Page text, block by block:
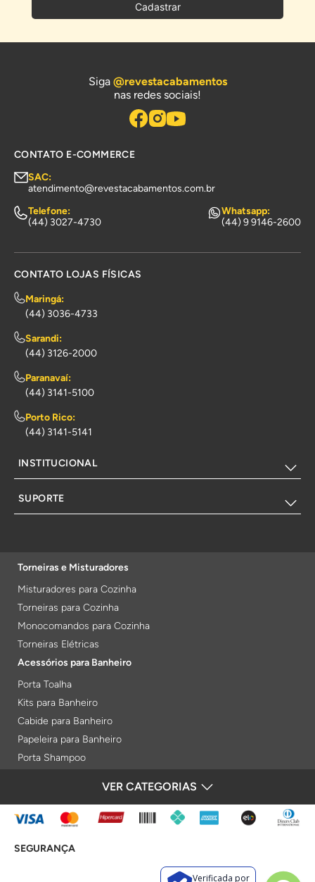
Cadastrar
Siga @revestacabamentos
nas redes sociais!
CONTATO E-COMMERCE
SAC:
atendimento@revestacabamentos.com.br
Telefone:
(44) 3027-4730
Whatsapp:
(44) 9 9146-2600
CONTATO LOJAS FÍSICAS
Maringá:
(44) 3036-4733
Sarandi:
(44) 3126-2000
Paranavaí:
(44) 3141-5100
Porto Rico:
(44) 3141-5141
INSTITUCIONAL
SUPORTE
Torneiras e Misturadores
Misturadores para Cozinha
Torneiras para Cozinha
Monocomandos para Cozinha
Torneiras Elétricas
Acessórios para Banheiro
Porta Toalha
Kits para Banheiro
Cabide para Banheiro
Papeleira para Banheiro
Porta Shampoo
Porta Toalha Aquecido
Gabinetes para Banheiro
Lixeiras
VER CATEGORIAS
FORMAS DE PAGAMENTO
SEGURANÇA
Verificada por